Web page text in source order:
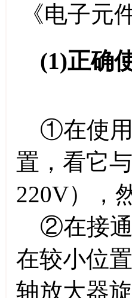
《电子元
(1)正确
①在使用
置，看它
220V），
②在接通
在较小位
轴放大器